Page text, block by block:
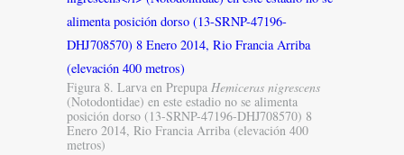
Figura 8. Larva en Prepupa Hemiceras nigrescens
(Notodontidae) en este estadio no se alimenta
posición dorso (13-SRNP-47196-DHJ708570) 8
Enero 2014, Rio Francia Arriba (elevación 400
metros)